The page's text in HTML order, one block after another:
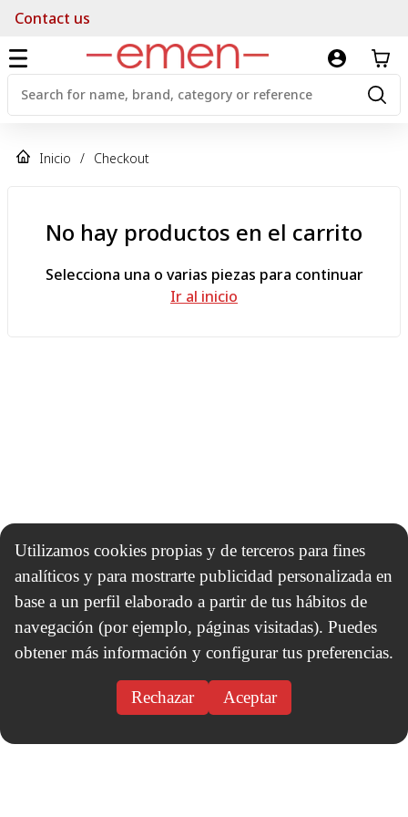
Contact us
Inicio / Checkout
No hay productos en el carrito
Selecciona una o varias piezas para continuar
Ir al inicio
Utilizamos cookies propias y de terceros para fines
analíticos y para mostrarte publicidad personalizada en
base a un perfil elaborado a partir de tus hábitos de
navegación (por ejemplo, páginas visitadas). Puedes
obtener más información y configurar tus preferencias.
Rechazar Aceptar